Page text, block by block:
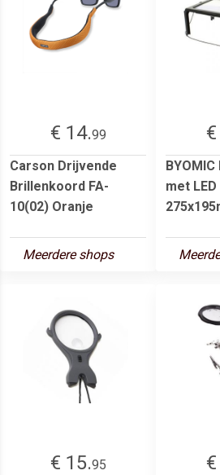
€ 14.99
Carson Drijvende
Brillenkoord FA-
10(02) Oranje
Meerdere shops
met LED
€ 15.95